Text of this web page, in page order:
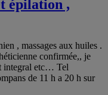
épilation ,
, massages aux huiles .
confirmée,, je
integral etc… Tel
de 11 h a 20 h sur